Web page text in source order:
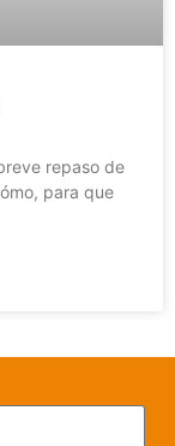
repaso de
para que